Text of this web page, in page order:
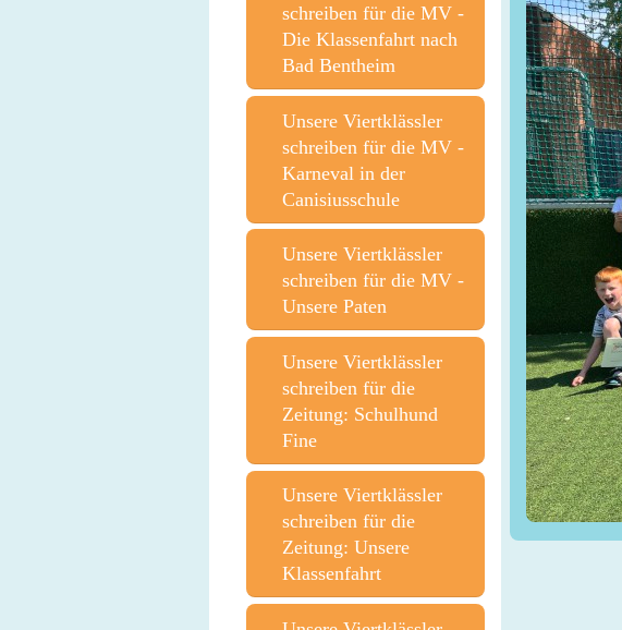
schreiben für die MV -
Die Klassenfahrt nach
Bad Bentheim
Unsere Viertklässler
schreiben für die MV -
Karneval in der
Canisiusschule
Unsere Viertklässler
schreiben für die MV -
Unsere Paten
Unsere Viertklässler
schreiben für die
Zeitung: Schulhund
Fine
Unsere Viertklässler
schreiben für die
Zeitung: Unsere
Klassenfahrt